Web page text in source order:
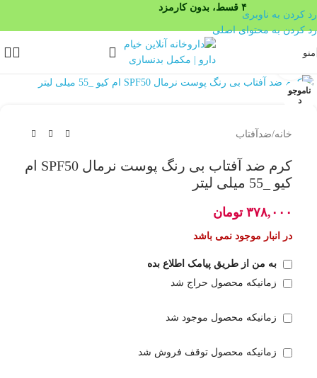
۴ قسط، بدون کارمزد
رد کردن به ناوبری
رد کردن به محتوای اصلی
منو
ناموجو
د
بزرگنمایی تصویر
خانه/ضدآفتاب
کرم ضد آفتاب بی رنگ پوست نرمال SPF50 ام
کیو _55 میلی لیتر
۳۷۸,۰۰۰ تومان
در انبار موجود نمی باشد
به من از طریق پیامک اطلاع بده
زمانیکه محصول حراج شد
زمانیکه محصول موجود شد
زمانیکه محصول توقف فروش شد